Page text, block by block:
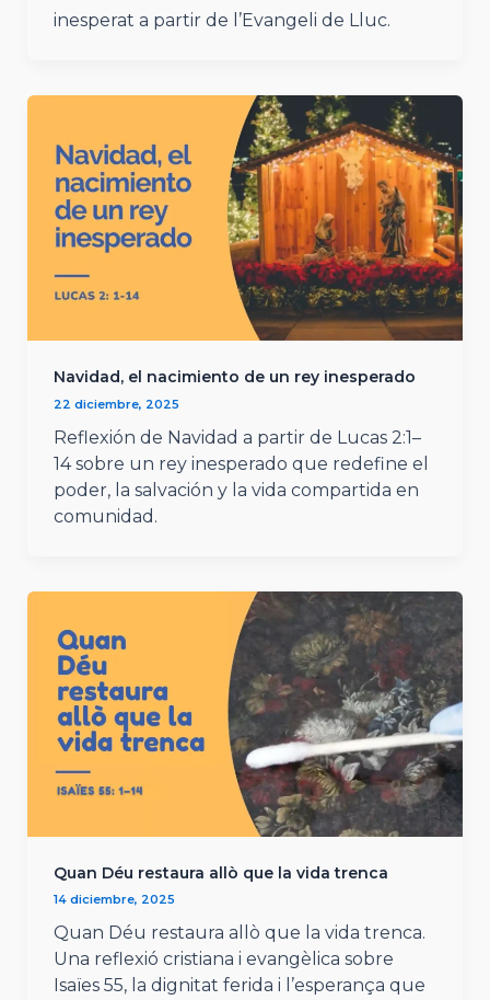
inesperat a partir de l’Evangeli de Lluc.
Navidad, el nacimiento de un rey inesperado
22 diciembre, 2025
Reflexión de Navidad a partir de Lucas 2:1–
14 sobre un rey inesperado que redefine el
poder, la salvación y la vida compartida en
comunidad.
Quan Déu restaura allò que la vida trenca
14 diciembre, 2025
Quan Déu restaura allò que la vida trenca.
Una reflexió cristiana i evangèlica sobre
Isaïes 55, la dignitat ferida i l’esperança que